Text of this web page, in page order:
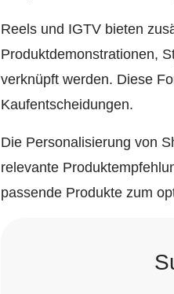
Reels und IGTV bieten
Produktdemonstrationen,
verknüpft werden. Diese
Kaufentscheidungen.
Die Personalisierung von
relevante
passende Produkte zum